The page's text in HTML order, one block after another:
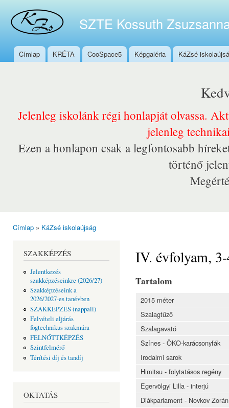
SZTE Kossuth
Főmenü
Címlap KRÉTA CooSpace5 Képgaléria KáZsé
Jelenleg iskolánk régi honlapját olvassa.
jelenleg
Ezen a honlapon csak a legfontosabb
történő
Címlap » KáZsé iskolaújság
SZAKKÉPZÉS
Jelentkezés
szakképzéseinkre (2026/27)
Szakképzéseink a
2026/2027-es tanévben
SZAKKÉPZÉS (nappali)
Felvételi eljárás
fogtechnikus szakmára
FELNŐTTKÉPZÉS
Szintfelmérő
Térítési díj és tandíj
OKTATÁS
IV. évfolyam,
Tartalom
2015 méter
Szalagtűző
Szalagavató
Színes - ÖKO-karácsonyfák
Irodalmi sarok
Himitsu - folytatásos regény
Egervölgyi Lilla - interjú
Diákparlament - Novkov Zorán